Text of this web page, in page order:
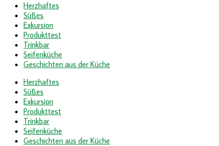
Herzhaftes
Süßes
Exkursion
Produkttest
Trinkbar
Seifenküche
Geschichten aus der Küche
Herzhaftes
Süßes
Exkursion
Produkttest
Trinkbar
Seifenküche
Geschichten aus der Küche